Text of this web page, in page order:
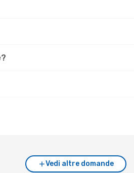
Vedi altre domande